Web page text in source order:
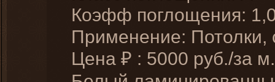
Коэфф поглощения:
Применение: Потолки,
Цена ₽ : 5000 руб./за